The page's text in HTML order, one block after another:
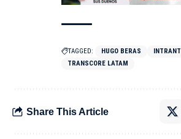
TAGGED: HUGO BERAS INTRANT
TRANSCORE LATAM
Share This Article